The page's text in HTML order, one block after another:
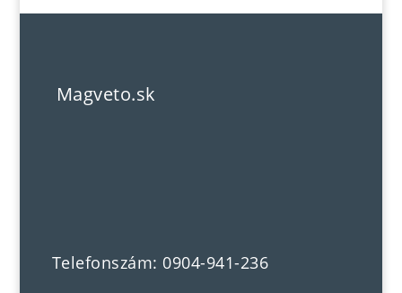
Magveto.sk
Telefonszám: 0904-941-236